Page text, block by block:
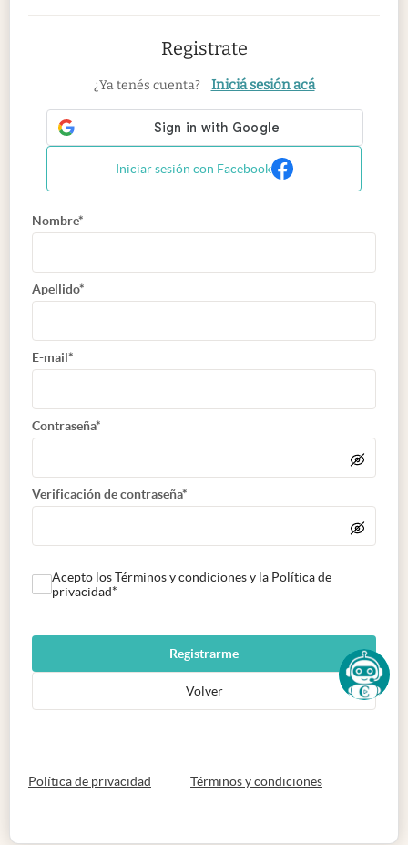
Registrate
¿Ya tenés cuenta? Iniciá sesión acá
Iniciar sesión con Facebook
Nombre*
Apellido*
E-mail*
Contraseña*
Verificación de contraseña*
Acepto los Términos y condiciones y la Política de
privacidad*
Registrarme
Volver
Política de privacidad abre en nueva pestaña
Términos y condicionesabre en nueva